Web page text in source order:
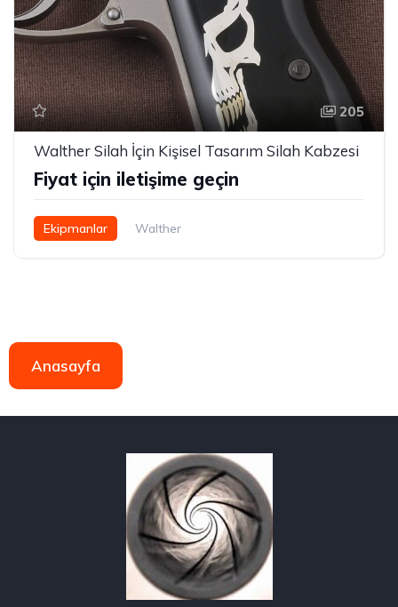
205
Walther Silah İçin Kişisel Tasarım Silah Kabzesi
Fiyat için iletişime geçin
Ekipmanlar Walther
Anasayfa